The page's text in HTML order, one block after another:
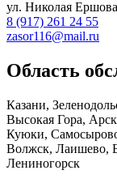
ул. Николая Ершова
8 (917) 261 24 55
zasor116@mail.ru
Область
Казани,
Высокая Гора,
Куюки,
Волжск, Лаишево,
Лениногорск